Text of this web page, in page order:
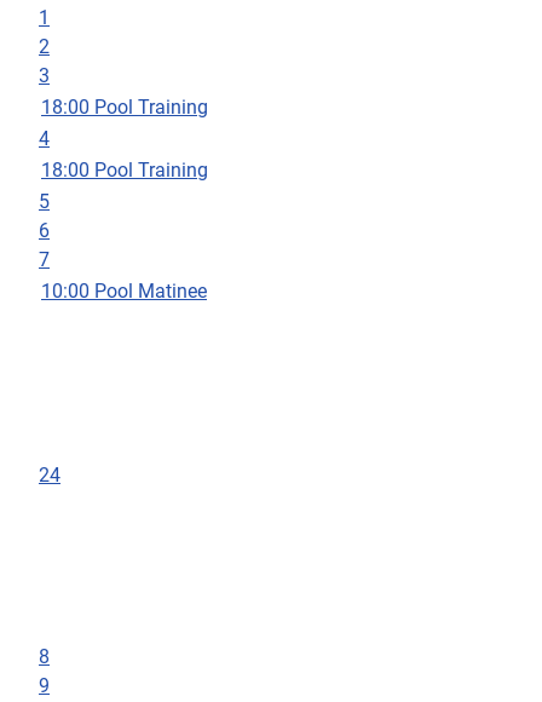
1
2
3
18:00 Pool Training
4
18:00 Pool Training
5
6
7
10:00 Pool Matinee
24
8
9